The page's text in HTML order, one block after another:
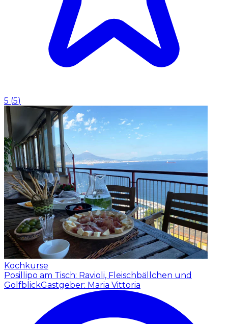
5 (5)
Kochkurse
Posillipo am Tisch: Ravioli, Fleischbällchen und
GolfblickGastgeber: Maria Vittoria